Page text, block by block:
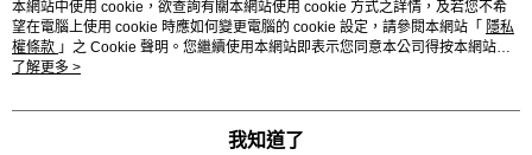
熱門標籤
本網站中使用 cookie，欲查詢有關本網站使用 cookie 方式之詳情，及若您不希
望在電腦上使用 cookie 時應如何變更電腦的 cookie 設定，請參閱本網站「 隱私
權條款 」之 Cookie 聲明。您繼續使用本網站即表示您同意本公司得按本網站使
用條款之 Cookie 聲明使用 cookie。
了解更多 >
我知道了